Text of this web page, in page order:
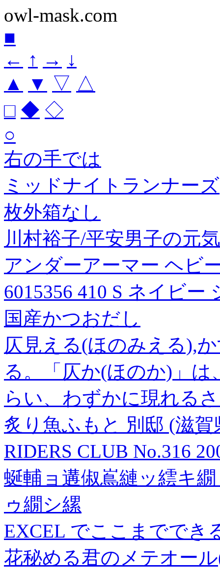
owl-mask.com
■
← ↑ → ↓
▲
▼ ▽ △
□ ◆ ◇
○
右の手では
ミッドナイトランナーズ
枚外箱なし
川村裕子/平安男子の元
アンダーアーマー ヘビ
6015356 410 S ネイビー
国産かつおだし
仄見える(ほのみえる),
る。「仄か(ほのか)」
らい、わずかに現れる
炙り魚ふもと 別邸 (滋
RIDERS CLUB No.316
蜒輔ョ遘俶嶌縺ッ繧キ
ゥ繝シ縲
EXCEL でここまででき
花秘める君のメテオー